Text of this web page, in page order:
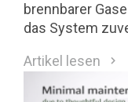
brennbarer
das System
2 (C1D2)-
auf diese
Artikel lesen